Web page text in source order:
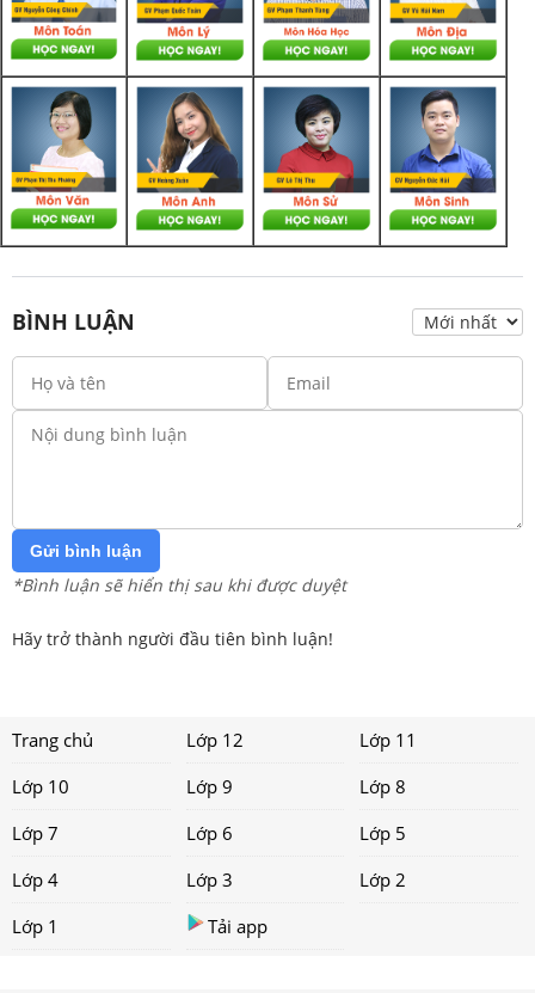
BÌNH LUẬN
Gửi bình luận
*Bình luận sẽ hiển thị sau khi được duyệt
Hãy trở thành người đầu tiên bình luận!
Trang chủ Lớp 12
Lớp 11
Lớp 10
Lớp 9
Lớp 8
Lớp 7
Lớp 6
Lớp 5
Lớp 4
Lớp 3
Lớp 2
Lớp 1
Tải app